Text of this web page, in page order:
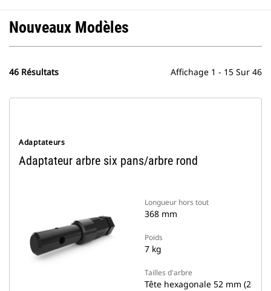
Nouveaux Modèles
46 Résultats Affichage 1 - 15 Sur 46
Adaptateurs
Adaptateur arbre six pans/arbre rond
Longueur hors tout
368 mm
Poids
7 kg
Tailles d'arbre
Tête hexagonale 52 mm (2